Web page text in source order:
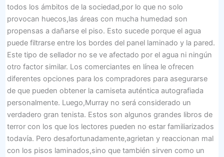
todos los ámbitos de la sociedad,por lo que no solo
provocan huecos,las áreas con mucha humedad son
propensas a dañarse el piso. Esto sucede porque el agua
puede filtrarse entre los bordes del panel laminado y la pared.
Este tipo de sellador no se ve afectado por el agua ni ningún
otro factor similar. Los comerciantes en línea le ofrecen
diferentes opciones para los compradores para asegurarse
de que pueden obtener la camiseta auténtica autografiada
personalmente. Luego,Murray no será considerado un
verdadero gran tenista. Estos son algunos grandes libros de
terror con los que los lectores pueden no estar familiarizados
todavía. Pero desafortunadamente,agrietan y reaccionan mal
con los pisos laminados,sino que también sirven como un